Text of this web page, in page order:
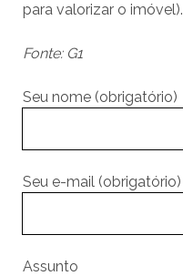
para valorizar o imóvel).
Fonte: G1
Seu nome (obrigatório)
Seu e-mail (obrigatório)
Assunto